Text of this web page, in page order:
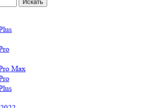
Max